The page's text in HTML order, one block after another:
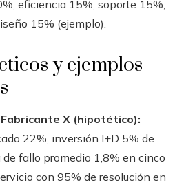
eficiencia 15%, soporte 15%,
15% (ejemplo).
y ejemplos
X (hipotético):
22%, inversión I+D 5% de
de fallo promedio 1,8% en cinco
con 95% de resolución en